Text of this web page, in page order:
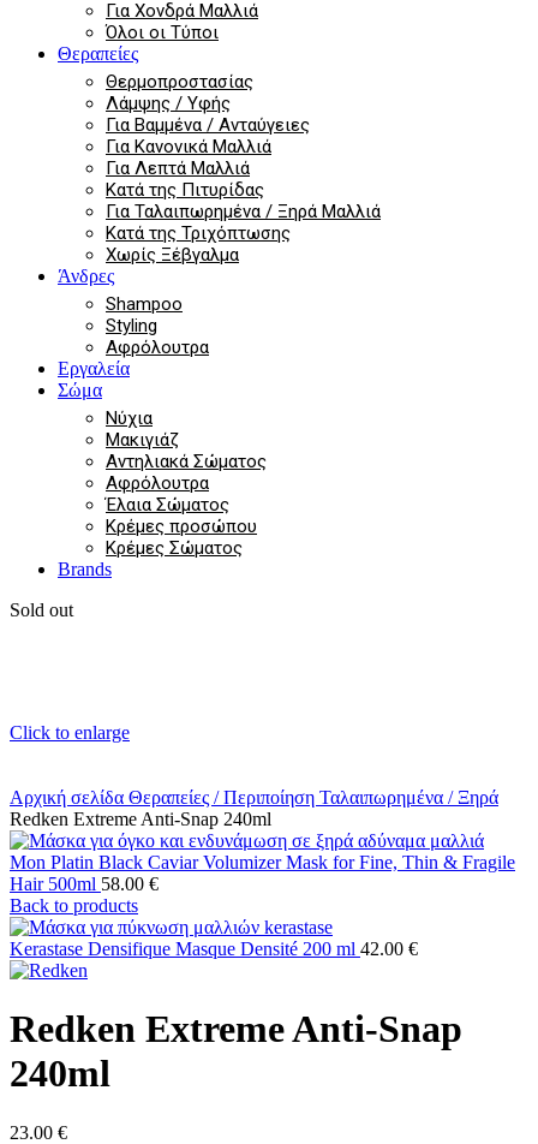
Για Χονδρά Μαλλιά
Όλοι οι Τύποι
Θεραπείες
Θερμοπροστασίας
Λάμψης / Υφής
Για Βαμμένα / Ανταύγειες
Για Κανονικά Μαλλιά
Για Λεπτά Μαλλιά
Κατά της Πιτυρίδας
Για Ταλαιπωρημένα / Ξηρά Μαλλιά
Κατά της Τριχόπτωσης
Χωρίς Ξέβγαλμα
Άνδρες
Shampoo
Styling
Αφρόλουτρα
Εργαλεία
Σώμα
Νύχια
Μακιγιάζ
Αντηλιακά Σώματος
Αφρόλουτρα
Έλαια Σώματος
Κρέμες προσώπου
Κρέμες Σώματος
Brands
Sold out
Click to enlarge
Αρχική σελίδα Θεραπείες / Περιποίηση Ταλαιπωρημένα / Ξηρά
Redken Extreme Anti-Snap 240ml
Mon Platin Black Caviar Volumizer Mask for Fine, Thin & Fragile
Hair 500ml 58.00 €
Back to products
Kerastase Densifique Masque Densité 200 ml 42.00 €
Redken Extreme Anti-Snap
240ml
23.00 €